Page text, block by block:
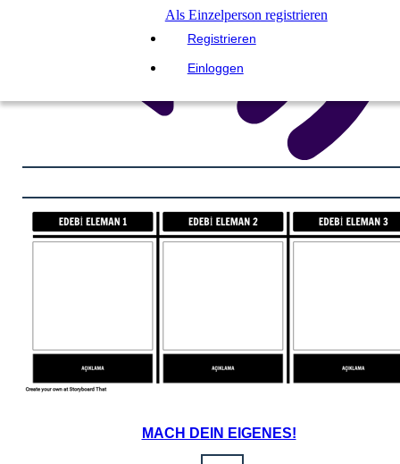
Als Einzelperson registrieren
Registrieren
Einloggen
MACH DEIN EIGENES!